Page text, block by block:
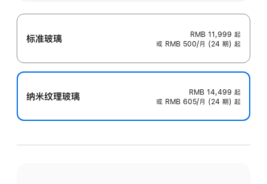
标准玻璃 RMB 11,999 起
或 RMB 500/月 (24 期) 起
纳米纹理玻璃 RMB 14,499 起
或 RMB 605/月 (24 期) 起